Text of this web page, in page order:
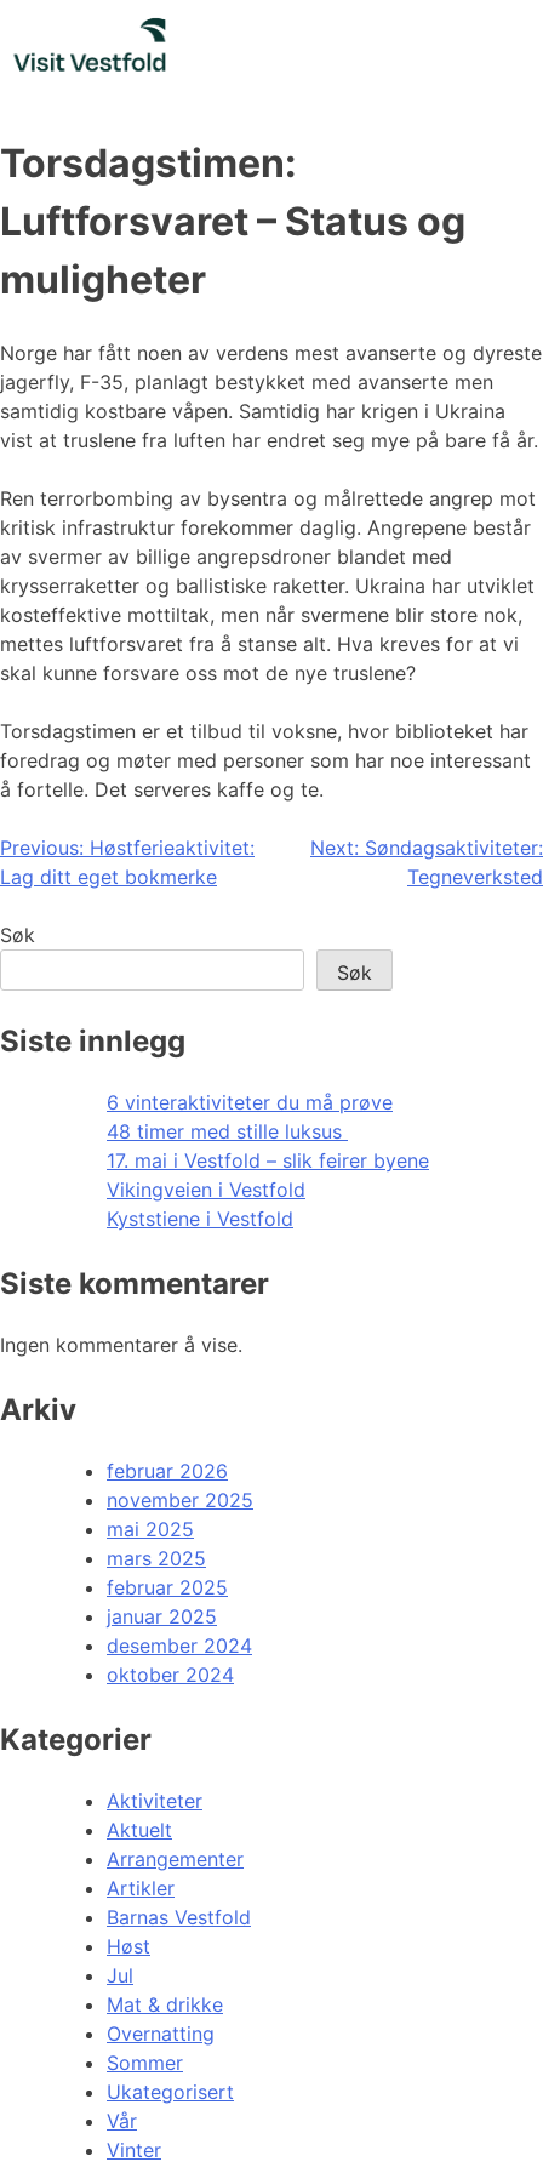
content
Torsdagstimen:
Luftforsvaret – Status og
muligheter
Norge har fått noen av verdens mest avanserte og dyreste
jagerfly, F-35, planlagt bestykket med avanserte men
samtidig kostbare våpen. Samtidig har krigen i Ukraina
vist at truslene fra luften har endret seg mye på bare få år.
Ren terrorbombing av bysentra og målrettede angrep mot
kritisk infrastruktur forekommer daglig. Angrepene består
av svermer av billige angrepsdroner blandet med
krysserraketter og ballistiske raketter. Ukraina har utviklet
kosteffektive mottiltak, men når svermene blir store nok,
mettes luftforsvaret fra å stanse alt. Hva kreves for at vi
skal kunne forsvare oss mot de nye truslene?
Torsdagstimen er et tilbud til voksne, hvor biblioteket har
foredrag og møter med personer som har noe interessant
å fortelle. Det serveres kaffe og te.
Innleggsnavigasjon
Previous: Høstferieaktivitet:
Lag ditt eget bokmerke
Next: Søndagsaktiviteter:
Tegneverksted
Søk
Søk
Siste innlegg
6 vinteraktiviteter du må prøve
48 timer med stille luksus
17. mai i Vestfold – slik feirer byene
Vikingveien i Vestfold
Kyststiene i Vestfold
Siste kommentarer
Ingen kommentarer å vise.
Arkiv
februar 2026
november 2025
mai 2025
mars 2025
februar 2025
januar 2025
desember 2024
oktober 2024
Kategorier
Aktiviteter
Aktuelt
Arrangementer
Artikler
Barnas Vestfold
Høst
Jul
Mat & drikke
Overnatting
Sommer
Ukategorisert
Vår
Vinter